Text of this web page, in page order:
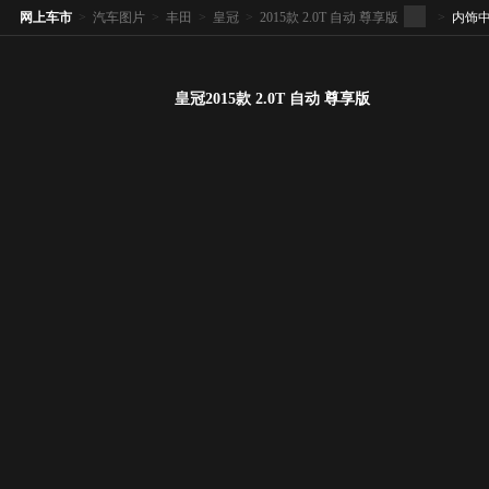
网上车市 > 汽车图片 > 丰田 > 皇冠 > 2015款 2.0T 自动 尊享版 > 内饰
皇冠2015款 2.0T 自动 尊享版